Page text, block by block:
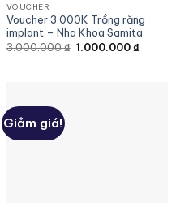
VOUCHER
Voucher 3.000K Trồng răng
implant – Nha Khoa Samita
3.000.000₫ 1.000.000₫
Giảm giá!